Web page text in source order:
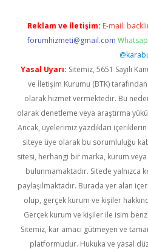
Reklam ve İletişim: E-mail:
forumhizmeti@gmail.com
Yasal Uyarı: Sitemiz, 5651 Sayılı
ve İletişim Kurumu (BTK)
olarak hizmet vermektedir. Bu
olarak denetleme veya araştırma
Ancak, üyelerimiz yazdıkları
siteye üye olarak bu sorumluluğu
sitesi, herhangi bir marka, kurum veya
bulunmamaktadır. Sitede yalnızca
paylaşılmaktadır. Burada yer alan
olup, gerçek kurum ve kişiler
Gerçek kurum ve kişiler ile isim
Sitemiz, kar amacı gütmeyen ve
platformudur. Hukuka ve yasal